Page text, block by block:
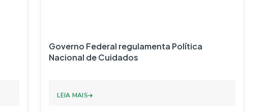
Governo Federal regulamenta Política
Nacional de Cuidados
LEIA MAIS